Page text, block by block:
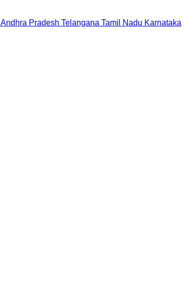
Andhra Pradesh Telangana Tamil Nadu Karnataka